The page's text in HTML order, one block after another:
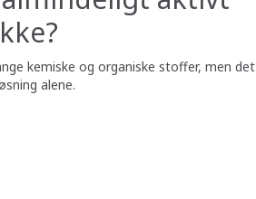
kemiske og organiske stoffer, men det
alene.